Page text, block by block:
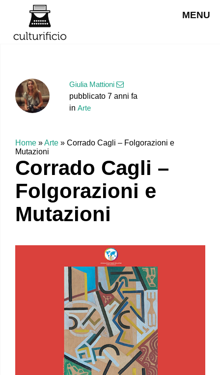
MENU
Giulia Mattioni
pubblicato 7 anni fa
in Arte
Home »Arte » Corrado Cagli – Folgorazioni e
Mutazioni
Corrado Cagli –
Folgorazioni e
Mutazioni